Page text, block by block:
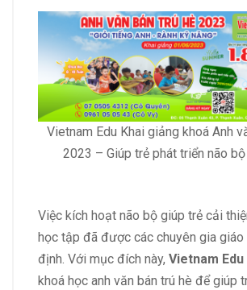
Vietnam Edu Khai giảng khoá Anh
2023 – Giúp trẻ phát triển não
Việc kích hoạt não bộ giúp trẻ cải
học tập đã được các chuyên gia giáo
định. Với mục đích này, Vietnam Edu
khoá học anh văn bán trú hè để giúp